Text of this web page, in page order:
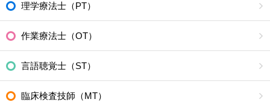
理学療法士（PT）
作業療法士（OT）
言語聴覚士（ST）
臨床検査技師（MT）